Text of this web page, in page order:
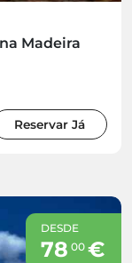
Madeira
Reservar Já
DESDE
78 00€